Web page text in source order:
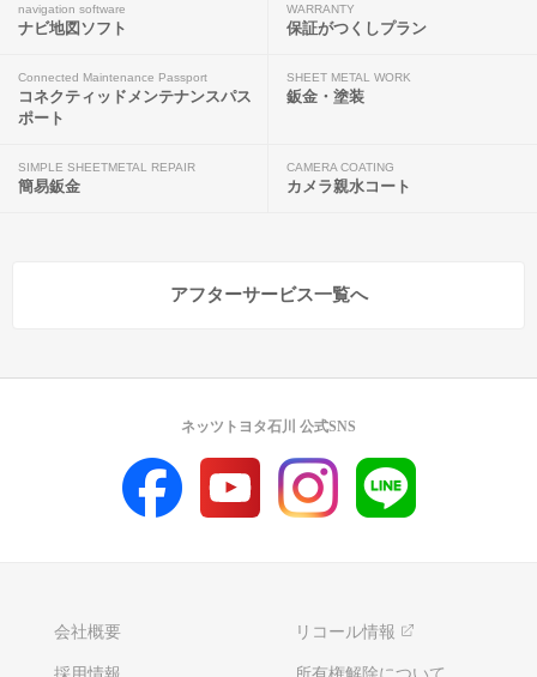
navigation software
ナビ地図ソフト
WARRANTY
保証がつくしプラン
Connected Maintenance Passport
コネクティッドメンテナンスパス
ポート
SHEET METAL WORK
鈑金・塗装
SIMPLE SHEETMETAL REPAIR
簡易鈑金
CAMERA COATING
カメラ親水コート
アフターサービス一覧へ
会社概要 リコール情報
ネッツトヨタ石川 公式SNS